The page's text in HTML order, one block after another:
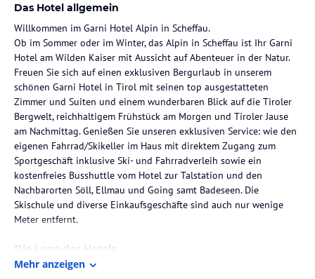
Das Hotel allgemein
Willkommen im Garni Hotel Alpin in Scheffau.
Ob im Sommer oder im Winter, das Alpin in Scheffau ist Ihr Garni
Hotel am Wilden Kaiser mit Aussicht auf Abenteuer in der Natur.
Freuen Sie sich auf einen exklusiven Bergurlaub in unserem
schönen Garni Hotel in Tirol mit seinen top ausgestatteten
Zimmer und Suiten und einem wunderbaren Blick auf die Tiroler
Bergwelt, reichhaltigem Frühstück am Morgen und Tiroler Jause
am Nachmittag. Genießen Sie unseren exklusiven Service: wie den
eigenen Fahrrad/Skikeller im Haus mit direktem Zugang zum
Sportgeschäft inklusive Ski- und Fahrradverleih sowie ein
kostenfreies Busshuttle vom Hotel zur Talstation und den
Nachbarorten Söll, Ellmau und Going samt Badeseen. Die
Skischule und diverse Einkaufsgeschäfte sind auch nur wenige
Meter entfernt.
Die Lage des Hotels
Scheffau liegt am Fuße des Wilden Kaisers in Tirol und ist ein
Mehr anzeigen